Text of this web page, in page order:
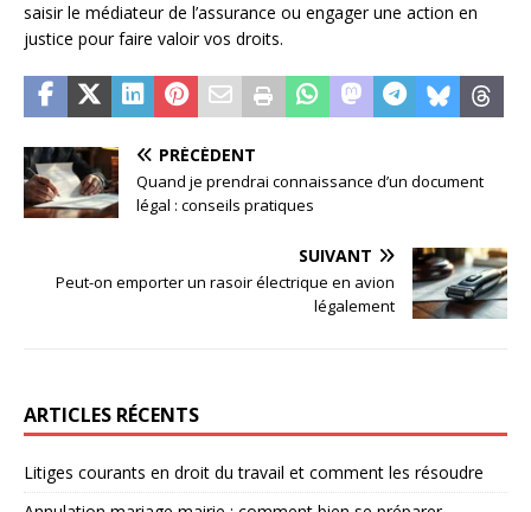
saisir le médiateur de l’assurance ou engager une action en
justice pour faire valoir vos droits.
PRÉCÉDENT
Quand je prendrai connaissance d’un document
légal : conseils pratiques
SUIVANT
Peut-on emporter un rasoir électrique en avion
légalement
ARTICLES RÉCENTS
Litiges courants en droit du travail et comment les résoudre